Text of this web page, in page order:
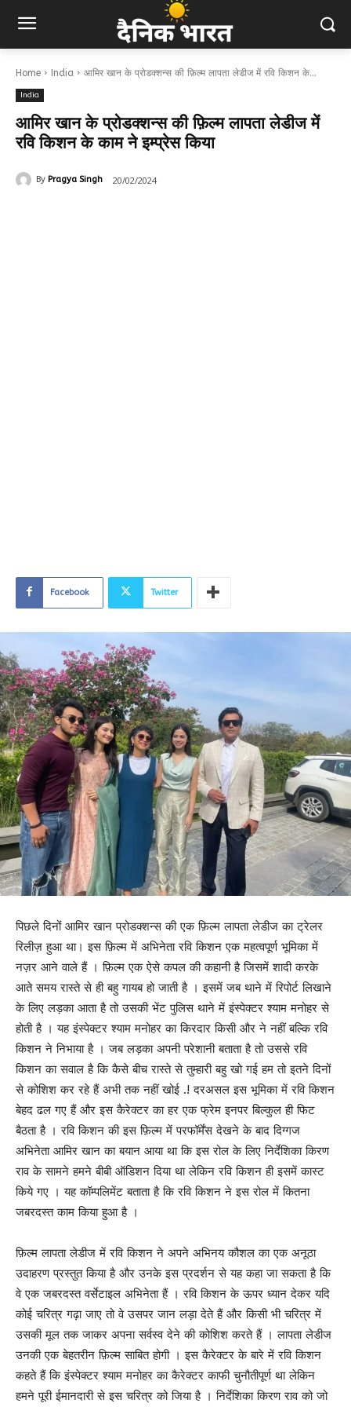
Home India आमिर खान के प्रोडक्शन्स की फ़िल्म लापता लेडीज में रवि किशन के...
India
आमिर खान के प्रोडक्शन्स की फ़िल्म लापता लेडीज में
रवि किशन के काम ने इम्प्रेस किया
By Pragya Singh 20/02/2024
Facebook Twitter
पिछले दिनों आमिर खान प्रोडक्शन्स की एक फ़िल्म लापता लेडीज का ट्रेलर
रिलीज़ हुआ था। इस फ़िल्म में अभिनेता रवि किशन एक महत्वपूर्ण भूमिका में
नज़र आने वाले हैं । फ़िल्म एक ऐसे कपल की कहानी है जिसमें शादी करके
आते समय रास्ते से ही बहु गायब हो जाती है । इसमें जब थाने में रिपोर्ट लिखाने
के लिए लड़का आता है तो उसकी भेंट पुलिस थाने में इंस्पेक्टर श्याम मनोहर से
होती है । यह इंस्पेक्टर श्याम मनोहर का किरदार किसी और ने नहीं बल्कि रवि
किशन ने निभाया है । जब लड़का अपनी परेशानी बताता है तो उससे रवि
किशन का सवाल है कि कैसे बीच रास्ते से तुम्हारी बहु खो गई हम तो इतने दिनों
से कोशिश कर रहे हैं अभी तक नहीं खोई .! दरअसल इस भूमिका में रवि किशन
बेहद ढल गए हैं और इस कैरेक्टर का हर एक फ्रेम इनपर बिल्कुल ही फिट
बैठता है । रवि किशन की इस फ़िल्म में परफॉर्मेंस देखने के बाद दिग्गज
अभिनेता आमिर खान का बयान आया था कि इस रोल के लिए निर्देशिका किरण
राव के सामने हमने बीबी ऑडिशन दिया था लेकिन रवि किशन ही इसमें कास्ट
किये गए । यह कॉम्पलिमेंट बताता है कि रवि किशन ने इस रोल में कितना
जबरदस्त काम किया हुआ है ।
फ़िल्म लापता लेडीज में रवि किशन ने अपने अभिनय कौशल का एक अनूठा
उदाहरण प्रस्तुत किया है और उनके इस प्रदर्शन से यह कहा जा सकता है कि
वे एक जबरदस्त वर्सेटाइल अभिनेता हैं । रवि किशन के ऊपर ध्यान देकर यदि
कोई चरित्र गढ़ा जाए तो वे उसपर जान लड़ा देते हैं और किसी भी चरित्र में
उसकी मूल तक जाकर अपना सर्वस्व देने की कोशिश करते हैं । लापता लेडीज
उनकी एक बेहतरीन फ़िल्म साबित होगी । इस कैरेक्टर के बारे में रवि किशन
कहते हैं कि इंस्पेक्टर श्याम मनोहर का कैरेक्टर काफी चुनौतीपूर्ण था लेकिन
हमने पूरी ईमानदारी से इस चरित्र को जिया है । निर्देशिका किरण राव को जो